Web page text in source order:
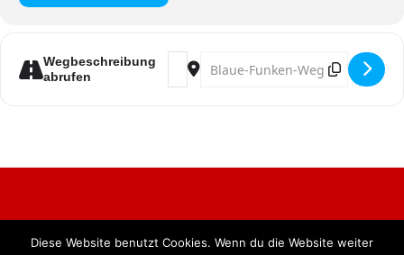
Wegbeschreibung
abrufen
Address - Fastelovend för Mädcher
Destination Address -
Alle Rechte vorbehalten. BKB Verlag GmbH
Diese Website benutzt Cookies. Wenn du die Website weiter